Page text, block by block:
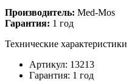
Производитель: Med-Mos
Гарантия: 1 год
Технические характеристики
Артикул: 13213
Гарантия: 1 год